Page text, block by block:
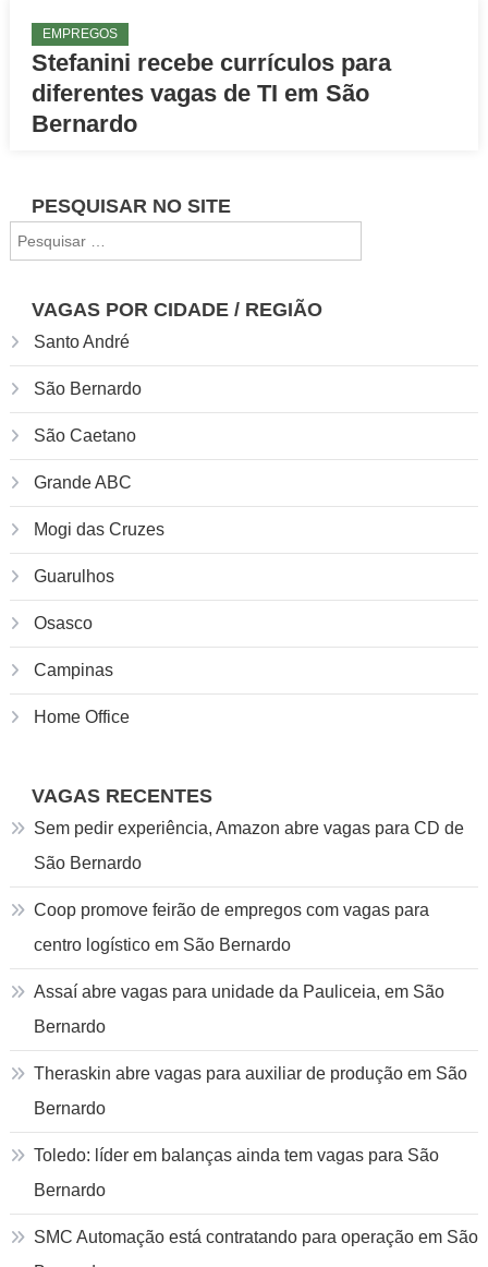
EMPREGOS
Stefanini recebe currículos para
diferentes vagas de TI em São
Bernardo
PESQUISAR NO SITE
por:
VAGAS POR CIDADE / REGIÃO
Santo André
São Bernardo
São Caetano
Grande ABC
Mogi das Cruzes
Guarulhos
Osasco
Campinas
Home Office
VAGAS RECENTES
Sem pedir experiência, Amazon abre vagas para CD de
São Bernardo
Coop promove feirão de empregos com vagas para
centro logístico em São Bernardo
Assaí abre vagas para unidade da Pauliceia, em São
Bernardo
Theraskin abre vagas para auxiliar de produção em São
Bernardo
Toledo: líder em balanças ainda tem vagas para São
Bernardo
SMC Automação está contratando para operação em São